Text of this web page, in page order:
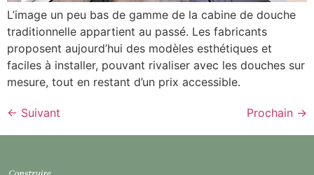
L’image un peu bas de gamme de la cabine de douche
traditionnelle appartient au passé. Les fabricants
proposent aujourd’hui des modèles esthétiques et
faciles à installer, pouvant rivaliser avec les douches sur
mesure, tout en restant d’un prix accessible.
← Suivant Prochain →